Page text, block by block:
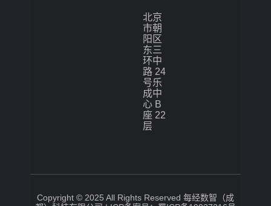
北京
市朝
阳区
东三
环中
路 24
号乐
成中
心 B
座 22
层
Copyright © 2025 All Rights Reserved 每经数智（成